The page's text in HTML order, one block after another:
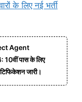
के लिए नई भर्ती
Agent
पास के लिए
जारी।